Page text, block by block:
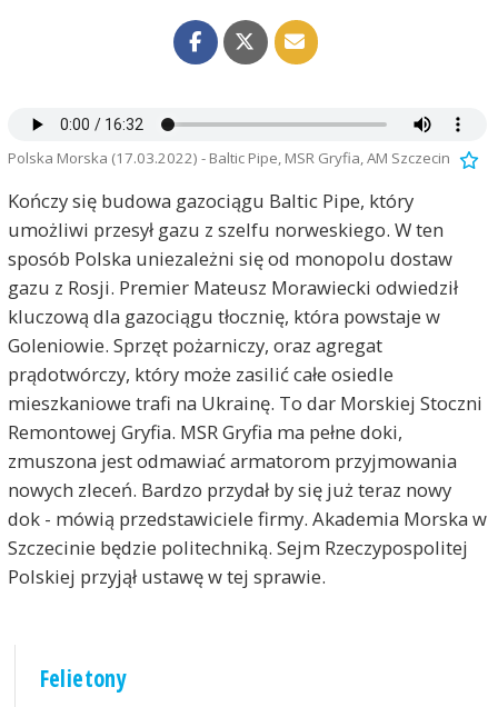
Polska Morska (17.03.2022) - Baltic Pipe, MSR Gryfia, AM Szczecin
Kończy się budowa gazociągu Baltic Pipe, który
umożliwi przesył gazu z szelfu norweskiego. W ten
sposób Polska uniezależni się od monopolu dostaw
gazu z Rosji. Premier Mateusz Morawiecki odwiedził
kluczową dla gazociągu tłocznię, która powstaje w
Goleniowie. Sprzęt pożarniczy, oraz agregat
prądotwórczy, który może zasilić całe osiedle
mieszkaniowe trafi na Ukrainę. To dar Morskiej Stoczni
Remontowej Gryfia. MSR Gryfia ma pełne doki,
zmuszona jest odmawiać armatorom przyjmowania
nowych zleceń. Bardzo przydał by się już teraz nowy
dok - mówią przedstawiciele firmy. Akademia Morska w
Szczecinie będzie politechniką. Sejm Rzeczypospolitej
Polskiej przyjął ustawę w tej sprawie.
Felietony